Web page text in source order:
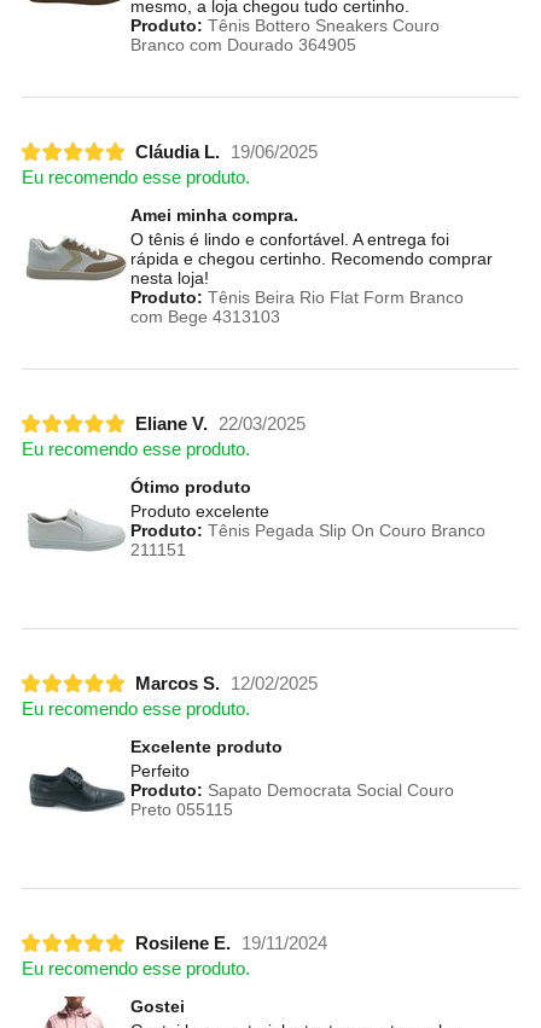
mesmo, a loja chegou tudo certinho.
Produto: Tênis Bottero Sneakers Couro
Branco com Dourado 364905
Cláudia L.
19/06/2025
Eu recomendo esse produto.
Amei minha compra.
O tênis é lindo e confortável. A entrega foi
rápida e chegou certinho. Recomendo comprar
nesta loja!
Produto: Tênis Beira Rio Flat Form Branco
com Bege 4313103
Eliane V.
22/03/2025
Eu recomendo esse produto.
Ótimo produto
Produto excelente
Produto: Tênis Pegada Slip On Couro Branco
211151
Marcos S.
12/02/2025
Eu recomendo esse produto.
Excelente produto
Perfeito
Produto: Sapato Democrata Social Couro
Preto 055115
Rosilene E.
19/11/2024
Eu recomendo esse produto.
Gostei